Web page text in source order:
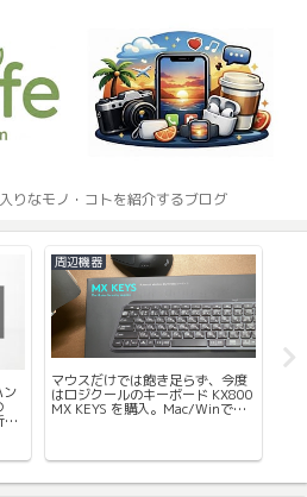
りなモノ・コトを紹介するブログ
く
種
ショッピング
再びお買い物。Amazonクリスマ
スタイムセールにて、タイムセー
ル関係なく購入したもの紹介